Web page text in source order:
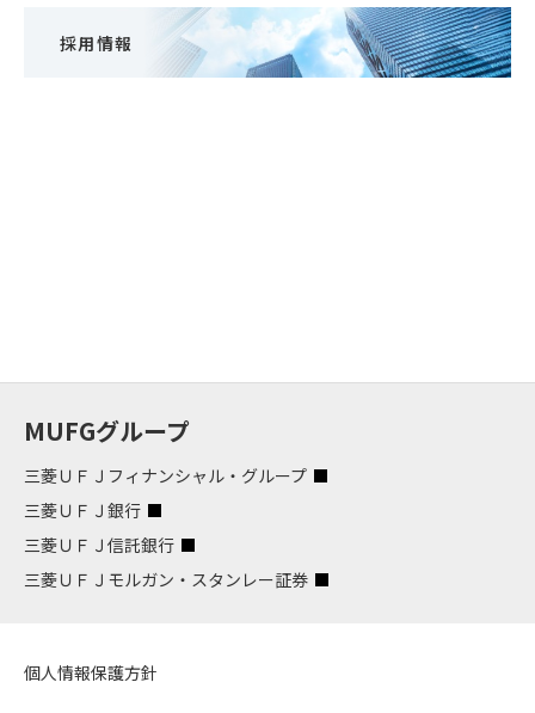
採用情報
MUFGグループ
三菱ＵＦＪフィナンシャル・グループ
三菱ＵＦＪ銀行
三菱ＵＦＪ信託銀行
三菱ＵＦＪモルガン・スタンレー証券
個人情報保護方針